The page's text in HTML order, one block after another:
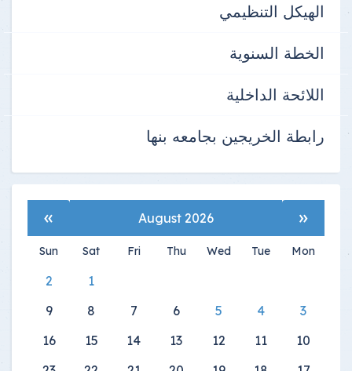
الهيكل التنظيمي
الخطة السنوية
اللائحة الداخلية
رابطة الخريجين بجامعه بنها
«
August 2026
»
Mon
Tue
Wed
Thu
Fri
Sat
Sun
1
2
3
4
5
6
7
8
9
10
11
12
13
14
15
16